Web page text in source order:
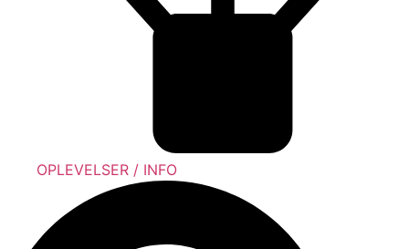
OPLEVELSER / INFO